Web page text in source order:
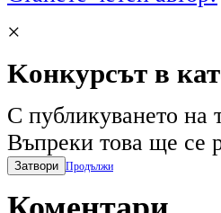
×
Kонкурсът в
С публикуването на
Въпреки това ще се
Затвори Продължи